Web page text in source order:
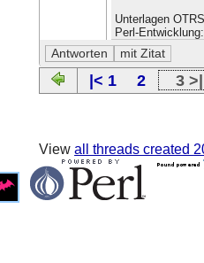
Unterlagen
Perl-Entwicklung:
|< 1 2 3 >|
Viewall threads created